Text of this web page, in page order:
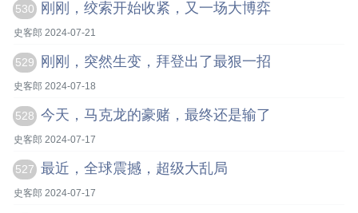
530 刚刚，绞索开始收紧，又一场大博弈
史客郎 2024-07-21
529 刚刚，突然生变，拜登出了最狠一招
史客郎 2024-07-18
528 今天，马克龙的豪赌，最终还是输了
史客郎 2024-07-17
527 最近，全球震撼，超级大乱局
史客郎 2024-07-17